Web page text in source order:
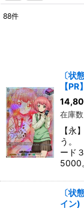
88件
〔状
【
在庫
【永
う。
ード
5000
〔
イン)